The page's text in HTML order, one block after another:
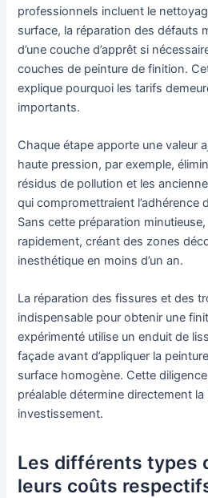
professionnels incluent le
surface, la réparation des défauts
d’une couche d’apprêt si
couches de peinture de finition.
explique pourquoi les tarifs
importants.
Chaque étape apporte une valeur
haute pression, par exemple,
résidus de pollution et les
qui compromettraient l’adhérence
Sans cette préparation
rapidement, créant des zones
inesthétique en moins d’un an.
La réparation des fissures et des
indispensable pour obtenir une
expérimenté utilise un enduit de
façade avant d’appliquer la
surface homogène. Cette
préalable détermine directement
investissement.
Les différents types
leurs coûts